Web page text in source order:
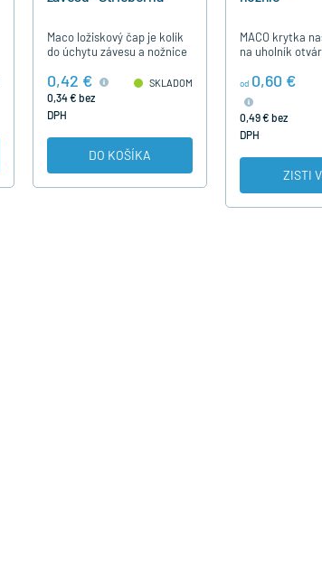
Maco ložiskový čap je kolík
do úchytu závesu a nožnice
0,42 €
0,34 € bez
DPH
SKLADOM
DO KOŠÍKA
MACO krytka
na uholník
otváravého a
závesu .
od 0,60 €
0,49 € bez
DPH
ZISTI